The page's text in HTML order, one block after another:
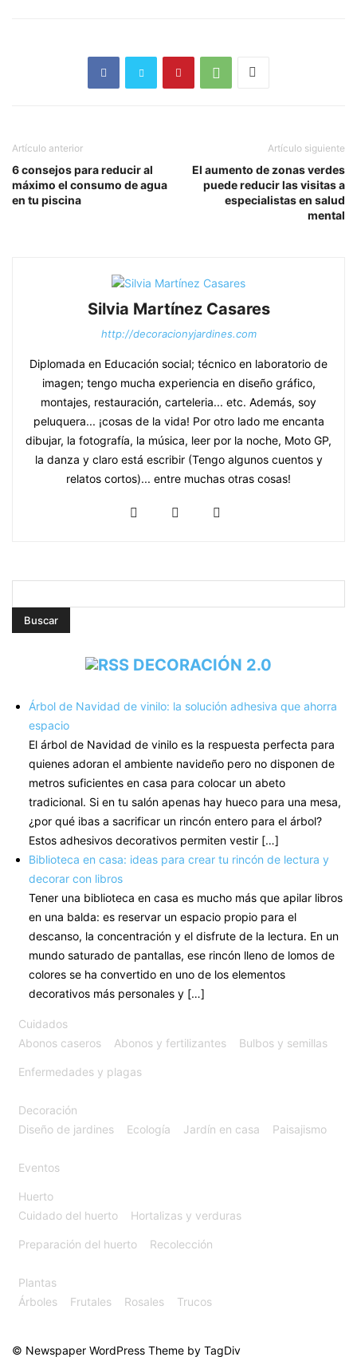
Artículo anterior
6 consejos para reducir al
máximo el consumo de agua
en tu piscina
Artículo siguiente
El aumento de zonas verdes
puede reducir las visitas a
especialistas en salud
mental
Silvia Martínez Casares
http://decoracionyjardines.com
Diplomada en Educación social; técnico en laboratorio de
imagen; tengo mucha experiencia en diseño gráfico,
montajes, restauración, carteleria... etc. Además, soy
peluquera... ¡cosas de la vida! Por otro lado me encanta
dibujar, la fotografía, la música, leer por la noche, Moto GP,
la danza y claro está escribir (Tengo algunos cuentos y
relatos cortos)... entre muchas otras cosas!
DECORACIÓN 2.0
Árbol de Navidad de vinilo: la solución adhesiva que ahorra
espacio
El árbol de Navidad de vinilo es la respuesta perfecta para
quienes adoran el ambiente navideño pero no disponen de
metros suficientes en casa para colocar un abeto
tradicional. Si en tu salón apenas hay hueco para una mesa,
¿por qué ibas a sacrificar un rincón entero para el árbol?
Estos adhesivos decorativos permiten vestir […]
Biblioteca en casa: ideas para crear tu rincón de lectura y
decorar con libros
Tener una biblioteca en casa es mucho más que apilar libros
en una balda: es reservar un espacio propio para el
descanso, la concentración y el disfrute de la lectura. En un
mundo saturado de pantallas, ese rincón lleno de lomos de
colores se ha convertido en uno de los elementos
decorativos más personales y […]
Cuidados
Abonos caseros
Abonos y fertilizantes Bulbos y semillas
Enfermedades y plagas
Decoración
Diseño de jardines
Ecología Jardín en casa Paisajismo
Eventos
Huerto
Cuidado del huerto
Hortalizas y verduras
Preparación del huerto Recolección
Plantas
Árboles
Frutales Rosales Trucos
© Newspaper WordPress Theme by TagDiv